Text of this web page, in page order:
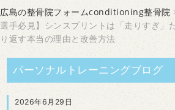
広島の整骨院フォームconditioning整骨院
選手必見】シンスプリントは「走りすぎ」
り返す本当の理由と改善方法
パーソナルトレーニングブログ
2026年6月29日